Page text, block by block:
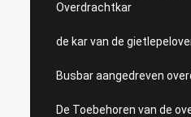
Overdrachtkar
de kar van de
Busbar aangedreven
De Toebehoren van de